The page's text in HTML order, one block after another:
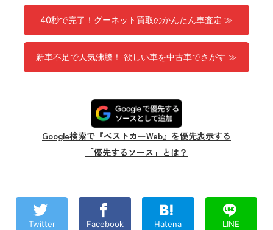
40秒で完了！グーネット買取のかんたん車査定 ≫
新車不足で人気沸騰！ 欲しい車を中古車でさがす ≫
Google検索で『ベストカーWeb』を優先表示する
「優先するソース」とは？
Twitter Facebook Hatena LINE